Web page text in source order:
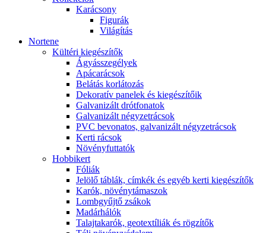
Karácsony
Figurák
Világítás
Nortene
Kültéri kiegészítők
Ágyásszegélyek
Apácarácsok
Belátás korlátozás
Dekoratív panelek és kiegészítőik
Galvanizált drótfonatok
Galvanizált négyzetrácsok
PVC bevonatos, galvanizált négyzetrácsok
Kerti rácsok
Növényfuttatók
Hobbikert
Fóliák
Jelölő táblák, címkék és egyéb kerti kiegészítők
Karók, növénytámaszok
Lombgyűjtő zsákok
Madárhálók
Talajtakarók, geotextíliák és rögzítők